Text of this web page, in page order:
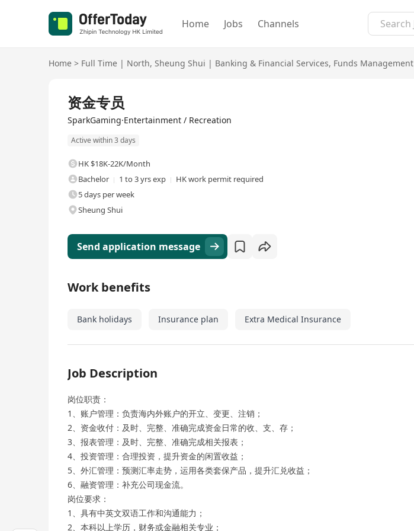
Home Jobs Channels
Home > Full Time | North, Sheung Shui | Banking & Financial Services, Funds Management
资金专员
SparkGaming·Entertainment / Recreation
Active within 3 days
HK $18K-22K/Month
Bachelor
1 to 3 yrs exp
HK work permit required
5 days per week
Sheung Shui
Send application message
Work benefits
Bank holidays Insurance plan Extra Medical Insurance
Job Description
岗位职责：
1、账户管理：负责海内外账户的开立、变更、注销；
2、资金收付：及时、完整、准确完成资金日常的收、支、存；
3、报表管理：及时、完整、准确完成相关报表；
4、投资管理：合理投资，提升资金的闲置收益；
5、外汇管理：预测汇率走势，运用各类套保产品，提升汇兑收益；
6、融资管理：补充公司现金流。
岗位要求：
1、具有中英文双语工作和沟通能力；
2、本科以上学历，财务或金融相关专业；